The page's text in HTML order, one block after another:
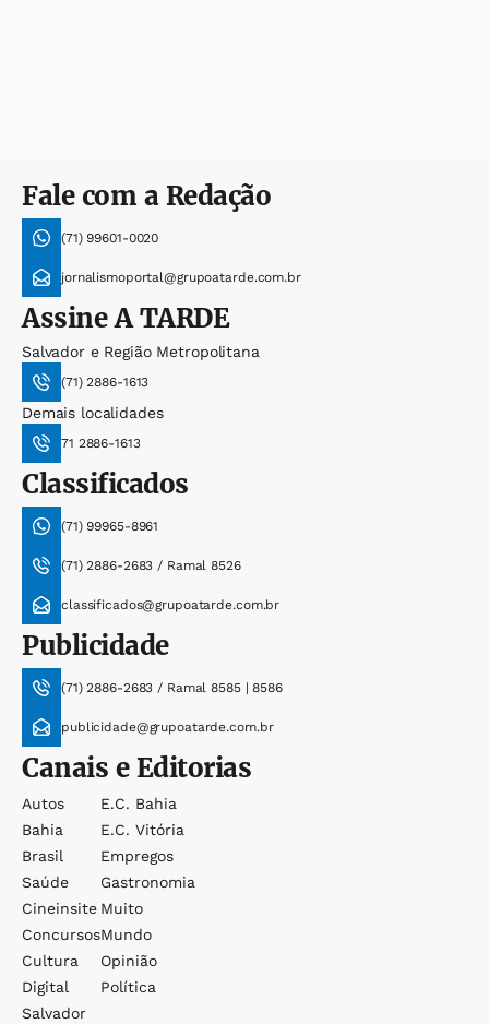
Fale com a Redação
(71) 99601-0020
jornalismoportal@grupoatarde.com.br
AssineA TARDE
Salvador e Região Metropolitana
(71) 2886-1613
Demais localidades
71 2886-1613
Classificados
(71) 99965-8961
(71) 2886-2683 / Ramal 8526
classificados@grupoatarde.com.br
Publicidade
(71) 2886-2683 / Ramal 8585 | 8586
publicidade@grupoatarde.com.br
Canais e Editorias
Autos
Bahia
Brasil
Saúde
Cineinsite
Concursos
Cultura
Digital
Salvador
E.c. Bahia
E.c. Vitória
Empregos
Gastronomia
Muito
Mundo
Opinião
Política